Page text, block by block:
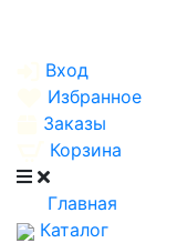
Вход
Избранное
Заказы
Корзина
Главная
Каталог